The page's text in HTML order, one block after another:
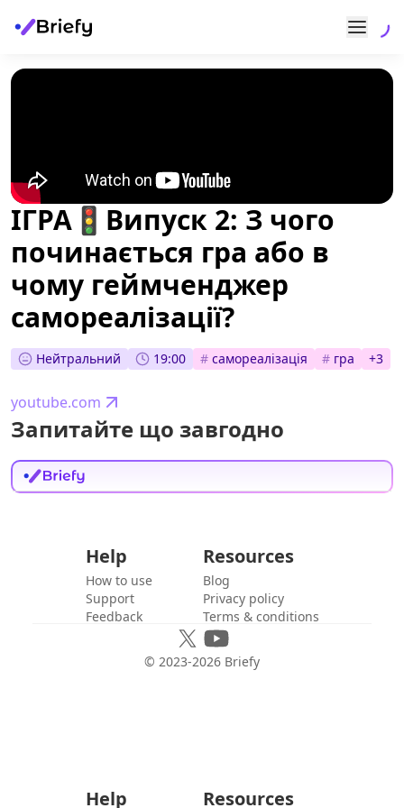
ІГРА🚦Випуск 2: З чого
починається гра або в
чому геймченджер
самореалізації?
Нейтральний 19:00 # самореалізація # гра +3
youtube.com
Запитайте що завгодно
Help
How to use
Support
Feedback
Resources
Blog
Privacy policy
Terms & conditions
© 2023-2026 Briefy
Help Resources